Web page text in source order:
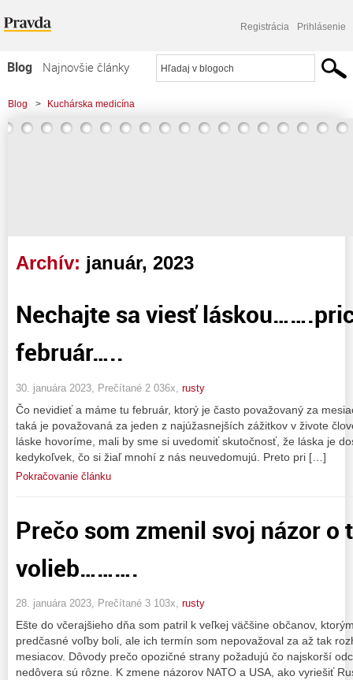
Registrácia Prihlásenie
Blog
Najnovšie články
Najčítanejšie články
Najkomentovanejšie články
Blog > Kuchárska medicína
Archív: január, 2023
Nechajte sa viesť
február…..
30. januára 2023, Prečítané 2 036x, rusty
Čo nevidieť a máme tu február, ktorý je často považovaný za
taká je považovaná za jeden z najúžasnejších zážitkov v živote
láske hovoríme, mali by sme si uvedomiť skutočnosť, že láska je
kedykoľvek, čo si žiaľ mnohí z nás neuvedomujú. Preto pri […]
Pokračovanie článku
Prečo som zmenil svoj názor o
volieb……….
28. januára 2023, Prečítané 3 103x, rusty
Ešte do včerajšieho dňa som patril k veľkej väčšine občanov,
predčasné voľby boli, ale ich termín som nepovažoval za až tak
mesiacov. Dôvody prečo opozičné strany požadujú čo najskorší
nedôvera sú rôzne. K zmene názorov NATO a USA, ako vyriešiť